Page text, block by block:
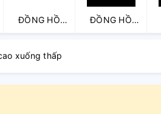
ĐỒNG HỒ
CARNIVAL
ĐỒNG HỒ
ORIENT
xuống thấp